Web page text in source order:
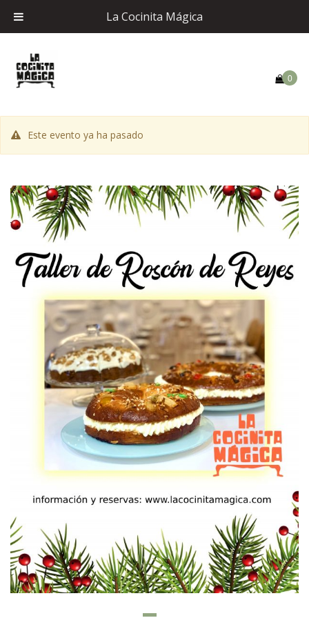
0
Este evento ya ha pasado
La Cocinita Mágica